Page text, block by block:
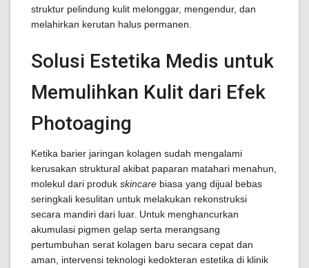
struktur pelindung kulit melonggar, mengendur, dan
melahirkan kerutan halus permanen.
Solusi Estetika Medis untuk
Memulihkan Kulit dari Efek
Photoaging
Ketika barier jaringan kolagen sudah mengalami
kerusakan struktural akibat paparan matahari menahun,
molekul dari produk skincare biasa yang dijual bebas
seringkali kesulitan untuk melakukan rekonstruksi
secara mandiri dari luar. Untuk menghancurkan
akumulasi pigmen gelap serta merangsang
pertumbuhan serat kolagen baru secara cepat dan
aman, intervensi teknologi kedokteran estetika di klinik